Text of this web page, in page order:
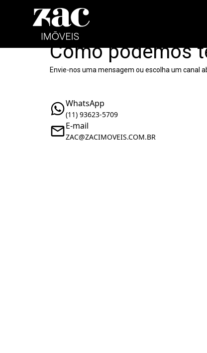
Como podemos
Envie-nos uma mensagem ou escolha um canal
WhatsApp
(11) 93623-5709
E-mail
ZAC@ZACIMOVEIS.COM.BR